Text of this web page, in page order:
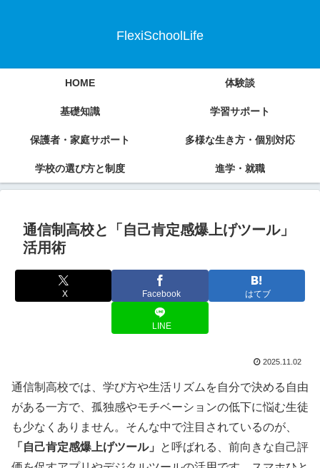
FlexiSchoolLife
HOME 体験談
基礎知識 学習サポート
保護者・家庭サポート 多様な生き方・個別対応
学校の選び方と制度 進学・就職
通信制高校と「自己肯定感爆上げツール」
活用術
X Facebook はてブ
LINE
2025.11.02
通信制高校では、学び方や生活リズムを自分で決める自由
がある一方で、孤独感やモチベーションの低下に悩む生徒
も少なくありません。そんな中で注目されているのが、
「自己肯定感爆上げツール」
と呼ばれる、前向きな自己評